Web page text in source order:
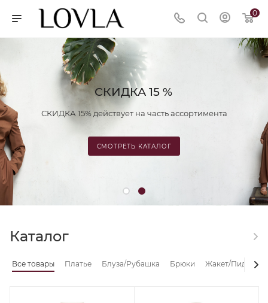
0
СКИДКА 15 %
СКИДКА 15% действует на часть ассортимента
СМОТРЕТЬ КАТАЛОГ
Каталог
Все товары Платье Блуза/Рубашка Брюки Жакет/Пиджак